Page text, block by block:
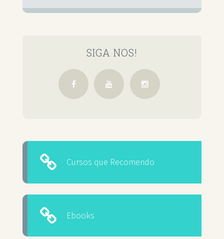
SIGA NOS!
Cursos que Recomendo
Ebooks